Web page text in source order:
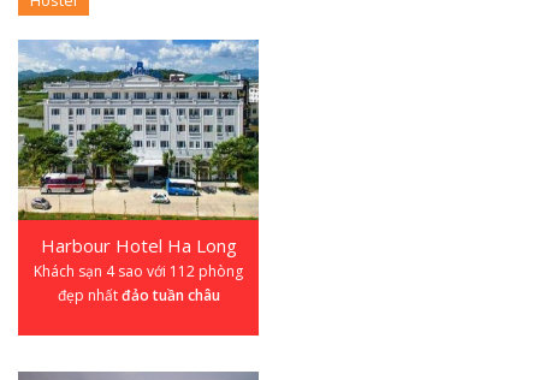
Harbour Hotel Ha Long
Khách sạn 4 sao với 112 phòng
đẹp nhấtđảo tuần châu